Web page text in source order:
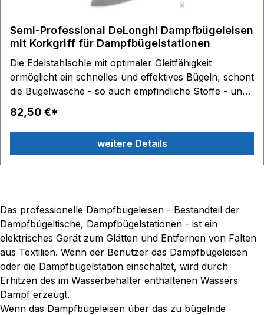
Semi-Professional DeLonghi Dampfbügeleisen
mit Korkgriff für Dampfbügelstationen
Die Edelstahlsohle mit optimaler Gleitfähigkeit
ermöglicht ein schnelles und effektives Bügeln, schont
die Bügelwäsche - so auch empfindliche Stoffe - und
reduziert eine Glanzbildung. Der gleichmäßige
Vertikaldampf ist optimal für hängende Bügelwäsche,
und die Präzisionsbügelspitze erleichtert das Bügeln
schwer erreichbarer Stellen. Durch die bessere
Hitzeverteilung über die gesamte Bügelsohle hinweg
Dampftaste mit Dauerdampfeinstellung ermöglicht
einen Permanentdampfausstoß ohne dauerhaftes
Drücken des Auslösers und erleichtert so das Bügeln.
Der rutschfeste Korkgriff liegt besonders gut in der
Hand. Technische Daten: Anschlusskabel Textil 1,80
m mit 4 x 0,75 Elektrokabel, Dampfschlauch und
Dampfschlauchklemme einstellbarer Thermostat 800
W / 230 V / 50 Hz Gewicht: ca. 1,275 Kg
82,50 €*
weitere Details
Das professionelle Dampfbügeleisen - Bestandteil der
Dampfbügeltische, Dampfbügelstationen - ist ein
elektrisches Gerät zum Glätten und Entfernen von Falten
aus Textilien. Wenn der Benutzer das Dampfbügeleisen
oder die Dampfbügelstation einschaltet, wird durch
Erhitzen des im Wasserbehälter enthaltenen Wassers
Dampf erzeugt.
Wenn das Dampfbügeleisen über das zu bügelnde